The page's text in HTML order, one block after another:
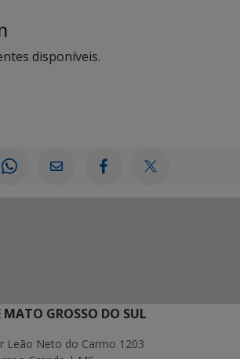
disponíveis.
GROSSO DO SUL
Leão Neto do Carmo 1203